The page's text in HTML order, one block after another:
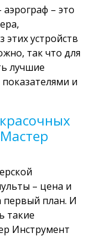
– это
устройств
так что для
лучшие
и
– цена и
первый план. И
такие
Инструмент